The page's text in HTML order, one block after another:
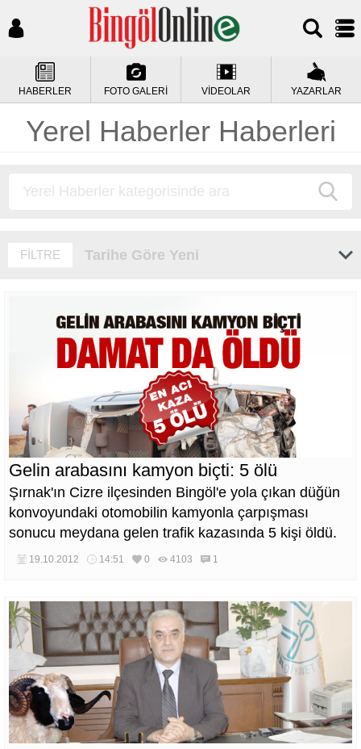
HABERLER FOTO GALERİ VİDEOLAR YAZARLAR
Yerel Haberler Haberleri
FİLTRE Tarihe Göre Yeni
Gelin arabasını kamyon biçti: 5 ölü
Şırnak'ın Cizre ilçesinden Bingöl'e yola çıkan düğün
konvoyundaki otomobilin kamyonla çarpışması
sonucu meydana gelen trafik kazasında 5 kişi öldü.
19.10.2012 14:51 0 4103 1